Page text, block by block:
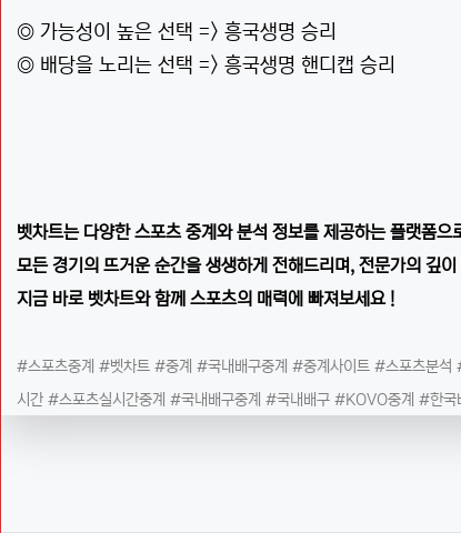
◎ 가능성이 높은 선택 => 흥국생명 승리
◎ 배당을 노리는 선택 => 흥국생명 핸디캡 승리
벳차트는 다양한 스포츠 중계와 분석 정보를 제공하는 플랫폼
모든 경기의 뜨거운 순간을 생생하게 전해드리며, 전문가의 깊
지금 바로 벳차트와 함께 스포츠의 매력에 빠져보세요 !
#스포츠중계 #벳차트 #중계 #국내배구중계 #중계사이트 #스포츠분
시간 #스포츠실시간중계 #국내배구중계 #국내배구 #KOVO중계 #한